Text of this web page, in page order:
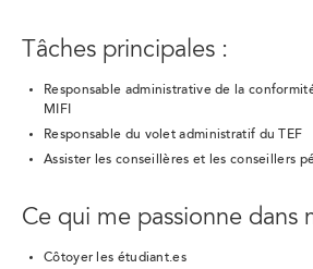
Tâches principales :
Responsable administrative de la
MIFI
Responsable du volet administratif du TEF
Assister les conseillères et les conseillers
Ce qui me passionne dans
Côtoyer les étudiant.es